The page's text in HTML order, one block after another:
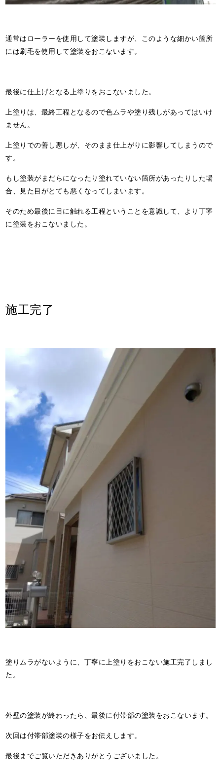
通常はローラーを使用して塗装しますが、このような細かい箇所
には刷毛を使用して塗装をおこないます。
最後に仕上げとなる上塗りをおこないました。
上塗りは、最終工程となるので色ムラや塗り残しがあってはいけ
ません。
上塗りでの善し悪しが、そのまま仕上がりに影響してしまうので
す。
もし塗装がまだらになったり塗れていない箇所があったりした場
合、見た目がとても悪くなってしまいます。
そのため最後に目に触れる工程ということを意識して、より丁寧
に塗装をおこないました。
施工完了
塗りムラがないように、丁寧に上塗りをおこない施工完了しまし
た。
外壁の塗装が終わったら、最後に付帯部の塗装をおこないます。
次回は付帯部塗装の様子をお伝えします。
最後までご覧いただきありがとうございました。